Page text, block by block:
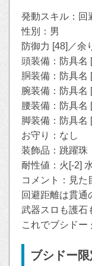
発動スキル：回
性別：男
防御力 [48]／余
頭装備：防具名
胴装備：防具名
腕装備：防具名
腰装備：防具名
脚装備：防具名
お守り：なし
装飾品：跳躍珠
耐性値：火[-2]
コメント：見た
回避距離は貫通
武器スロも護石
これでブシドー
ブシドー